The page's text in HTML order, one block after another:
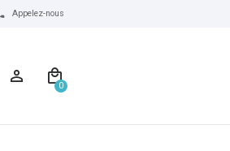
Appelez-nous
0